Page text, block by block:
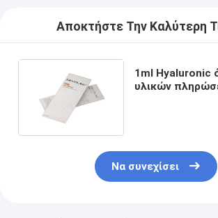
Αποκτήστε Την Καλύτερη
1ml Hyaluronic
υλικών
Να συνεχίσει